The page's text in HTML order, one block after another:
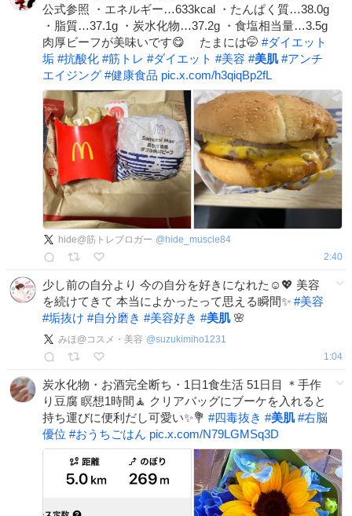
公式参照 ・エネルギー…633kcal ・たんぱく質…38.0g
・脂質…37.1g ・炭水化物…37.2g ・食塩相当量…3.5g
肉厚ビーフが美味いです😋 たまには🤭 #ダイエット
垢 #抗酸化 #筋トレ #ダイエット #美容 #美肌 #アンチ
エイジング #健康食品 pic.x.com/h3qiqBp2fL
hide@筋トレブロガー @ hide_muscle84
2:40
少し前の自分より 今の自分を好きになれた☺️💖 美容
を続けてきて 本当によかったって思える瞬間✨ #美容
#垢抜け #自分磨き #美容好き #美肌🌸
みほ@コスメ・美容 @suzukimiho1231
1:04
炭水化物・お酒完全断ち・1日1食生活 51日目 ＊手作
り豆腐 瞑想1時間🧘 クリアバッグにブーケを入れると
持ち運びに便利だし可愛い✨💐 #四毒抜き #美肌 #右脳
優位 #おうちごはん pic.x.com/N79LGMSq3D